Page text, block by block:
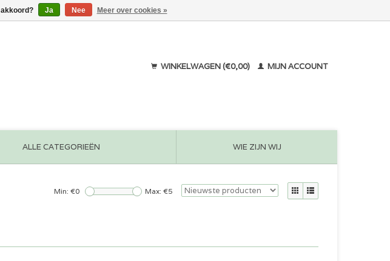
WINKELWAGEN (€0,00) MIJN ACCOUNT
ALLE CATEGORIEËN WIE ZIJN WIJ
Min: €0 Max: €5
Ja Nee Meer over cookies »